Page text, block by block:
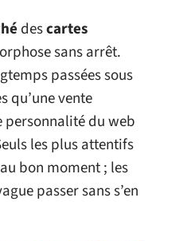
descartes
sans arrêt.
passées sous
qu’une vente
personnalité du web
les plus attentifs
bon moment ; les
passer sans s’en